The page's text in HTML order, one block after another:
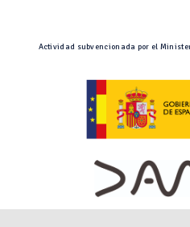
Actividad subvencionada por el